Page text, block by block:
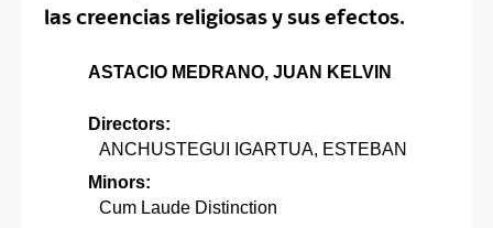
las creencias religiosas y sus efectos.
ASTACIO MEDRANO, JUAN KELVIN
Directors:
ANCHUSTEGUI IGARTUA, ESTEBAN
Minors:
Cum Laude Distinction